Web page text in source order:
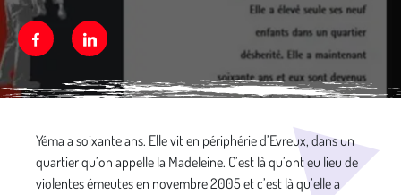
FacebookLinkedin
Yéma a soixante ans. Elle vit en périphérie d’Evreux, dans un
quartier qu’on appelle la Madeleine. C’est là qu’ont eu lieu de
violentes émeutes en novembre 2005 et c’est là qu’elle a